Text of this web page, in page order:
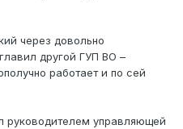
через довольно
другой ГУП ВО –
работает и по сей
руководителем управляющей